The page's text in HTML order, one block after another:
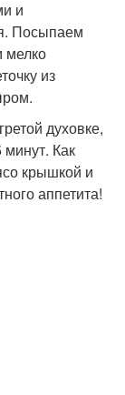
и
Посыпаем
мелко
из
духовке,
минут. Как
крышкой и
аппетита!